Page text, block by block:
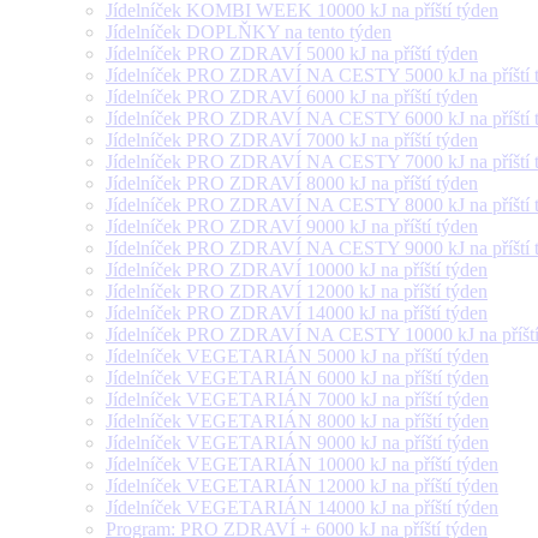
Jídelníček KOMBI WEEK 10000 kJ na příští týden
Jídelníček DOPLŇKY na tento týden
Jídelníček PRO ZDRAVÍ 5000 kJ na příští týden
Jídelníček PRO ZDRAVÍ NA CESTY 5000 kJ na příští
Jídelníček PRO ZDRAVÍ 6000 kJ na příští týden
Jídelníček PRO ZDRAVÍ NA CESTY 6000 kJ na příští
Jídelníček PRO ZDRAVÍ 7000 kJ na příští týden
Jídelníček PRO ZDRAVÍ NA CESTY 7000 kJ na příští
Jídelníček PRO ZDRAVÍ 8000 kJ na příští týden
Jídelníček PRO ZDRAVÍ NA CESTY 8000 kJ na příští
Jídelníček PRO ZDRAVÍ 9000 kJ na příští týden
Jídelníček PRO ZDRAVÍ NA CESTY 9000 kJ na příští
Jídelníček PRO ZDRAVÍ 10000 kJ na příští týden
Jídelníček PRO ZDRAVÍ 12000 kJ na příští týden
Jídelníček PRO ZDRAVÍ 14000 kJ na příští týden
Jídelníček PRO ZDRAVÍ NA CESTY 10000 kJ na
Jídelníček VEGETARIÁN 5000 kJ na příští týden
Jídelníček VEGETARIÁN 6000 kJ na příští týden
Jídelníček VEGETARIÁN 7000 kJ na příští týden
Jídelníček VEGETARIÁN 8000 kJ na příští týden
Jídelníček VEGETARIÁN 9000 kJ na příští týden
Jídelníček VEGETARIÁN 10000 kJ na příští týden
Jídelníček VEGETARIÁN 12000 kJ na příští týden
Jídelníček VEGETARIÁN 14000 kJ na příští týden
Program: PRO ZDRAVÍ + 6000 kJ na příští týden